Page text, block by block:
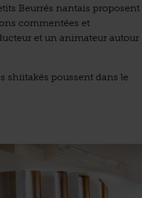
Beurrés nantais proposent
commentées et
et un animateur autour
shiitakés poussent dans le